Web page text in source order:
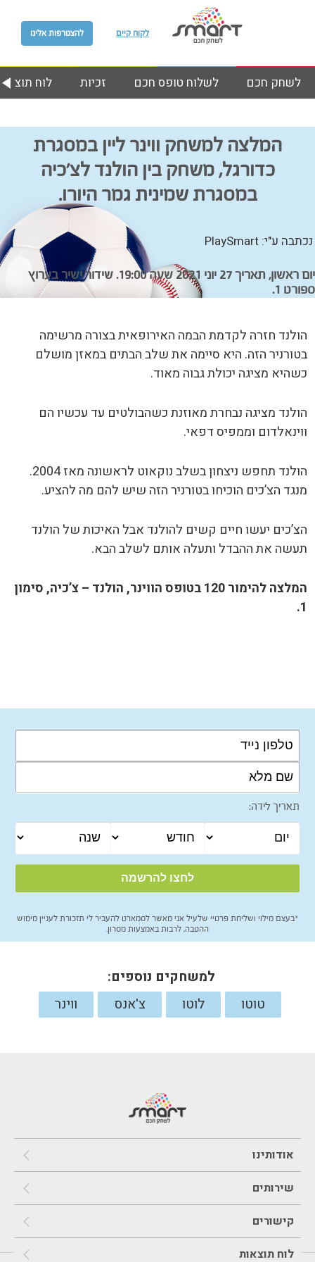
להצטרפות אלינו לקוח קיים
לוח זכיות לשלוח טופס חכם לשחק חכם
המלצה למשחק ווינר ליין במסגרת
כדורגל, משחק בין הולנד לצ’כיה
במסגרת שמינית גמר היורו.
נכתבה ע"י: PlaySmart
יום ראשון, תאריך 27 יוני 2021 שעה 19:00. שידור ישיר בערוץ
ספורט 1.
הולנד חזרה לקדמת הבמה האירופאית בצורה מרשימה
בטורניר הזה. היא סיימה את שלב הבתים במאזן מושלם
כשהיא מציגה יכולת גבוה מאוד.
הולנד מציגה נבחרת מאוזנת כשהבולטים עד עכשיו הם
ווינאלדום וממפיס דפאי.
הולנד תחפש ניצחון בשלב נוקאוט לראשונה מאז 2004.
מנגד הצ’כים הוכיחו בטורניר הזה שיש להם מה להציע.
הצ’כים יעשו חיים קשים להולנד אבל האיכות של הולנד
תעשה את ההבדל ותעלה אותם לשלב הבא.
המלצה להימור 120 בטופס הווינר, הולנד – צ’כיה, סימון
1.
תאריך לידה:
*בעצם מילוי ושליחת פרטיי שלעיל אני מאשר לסמארט להעביר לי תזכורת לעניין מימוש
ההטבה, לרבות באמצעות מסרון.
למשחקים נוספים:
טוטו
לוטו צ'אנס ווינר
אודותינו
שירותים
קישורים
לוח תוצאות